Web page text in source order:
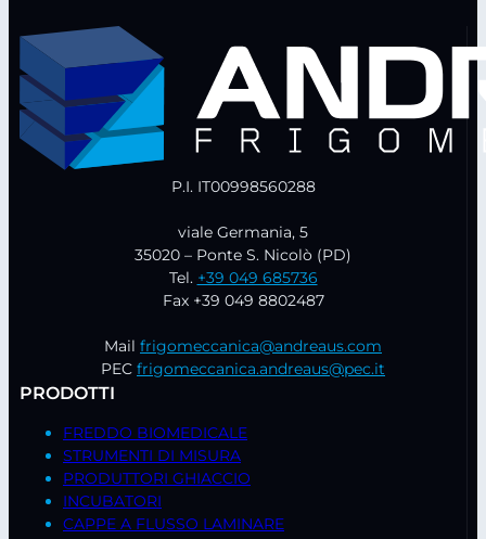
P.I. IT00998560288
viale Germania, 5
35020 – Ponte S. Nicolò (PD)
Tel. +39 049 685736
Fax +39 049 8802487
Mail frigomeccanica@andreaus.com
PEC frigomeccanica.andreaus@pec.it
PRODOTTI
FREDDO BIOMEDICALE
STRUMENTI DI MISURA
PRODUTTORI GHIACCIO
INCUBATORI
CAPPE A FLUSSO LAMINARE